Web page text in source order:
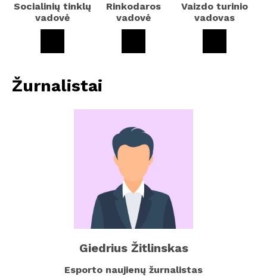
Socialinių tinklų
vadovė
Rinkodaros
vadovė
Vaizdo turinio
vadovas
Žurnalistai
Giedrius Žitlinskas
Esporto naujienų žurnalistas